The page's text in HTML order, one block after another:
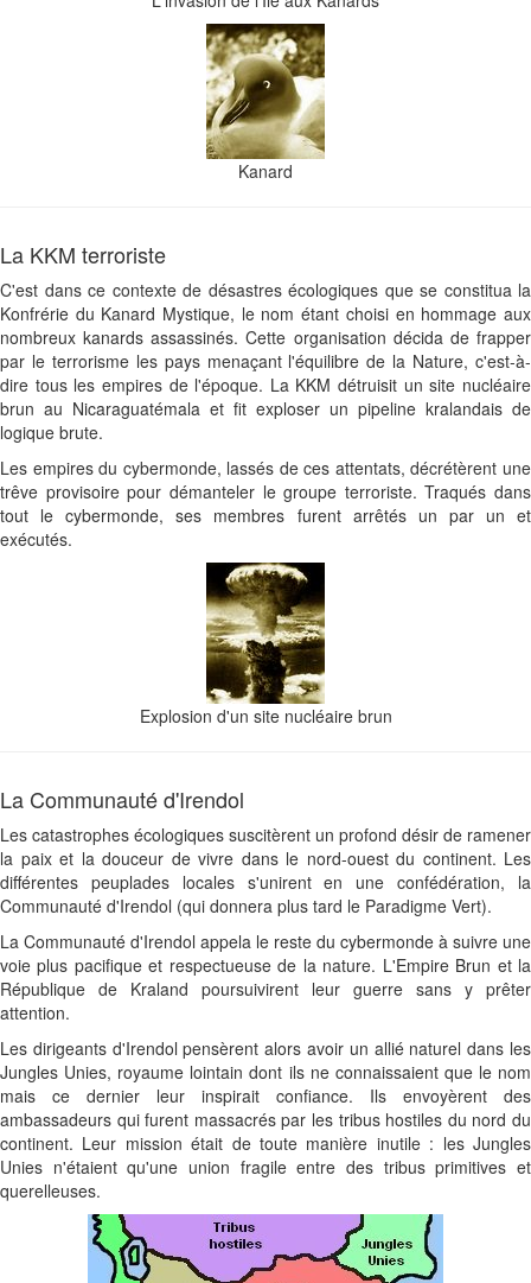
Kanard
La KKM terroriste
C'est dans ce contexte de désastres écologiques que se constitua la
Konfrérie du Kanard Mystique, le nom étant choisi en hommage aux
nombreux kanards assassinés. Cette organisation décida de frapper
par le terrorisme les pays menaçant l'équilibre de la Nature, c'est-à-
dire tous les empires de l'époque. La KKM détruisit un site nucléaire
brun au Nicaraguatémala et fit exploser un pipeline kralandais de
logique brute.
Les empires du cybermonde, lassés de ces attentats, décrétèrent une
trêve provisoire pour démanteler le groupe terroriste. Traqués dans
tout le cybermonde, ses membres furent arrêtés un par un et
exécutés.
Explosion d'un site nucléaire brun
La Communauté d'Irendol
Les catastrophes écologiques suscitèrent un profond désir de ramener
la paix et la douceur de vivre dans le nord-ouest du continent. Les
différentes peuplades locales s'unirent en une confédération, la
Communauté d'Irendol (qui donnera plus tard le Paradigme Vert).
La Communauté d'Irendol appela le reste du cybermonde à suivre une
voie plus pacifique et respectueuse de la nature. L'Empire Brun et la
République de Kraland poursuivirent leur guerre sans y prêter
attention.
Les dirigeants d'Irendol pensèrent alors avoir un allié naturel dans les
Jungles Unies, royaume lointain dont ils ne connaissaient que le nom
mais ce dernier leur inspirait confiance. Ils envoyèrent des
ambassadeurs qui furent massacrés par les tribus hostiles du nord du
continent. Leur mission était de toute manière inutile : les Jungles
Unies n'étaient qu'une union fragile entre des tribus primitives et
querelleuses.